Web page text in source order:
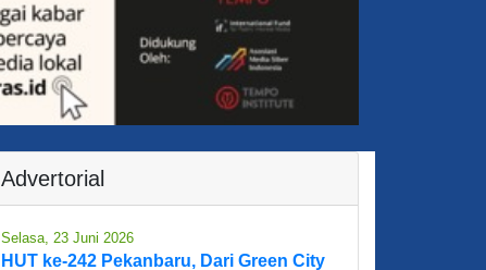
Advertorial
Selasa, 23 Juni 2026
HUT ke-242 Pekanbaru, Dari Green City